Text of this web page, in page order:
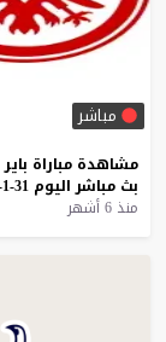
مباشر
مشاهدة مباراة باير
بث مباشر اليوم 31-1-2026
منذ 6 أشهر